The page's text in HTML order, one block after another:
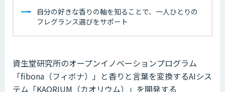
自分の好きな香りの軸を知ることで、一人ひとりの
フレグランス選びをサポート
資生堂研究所のオープンイノベーションプログラム
「fibona（フィボナ）」と香りと言葉を変換するAIシス
テム「KAORIUM（カオリウム）」を開発する